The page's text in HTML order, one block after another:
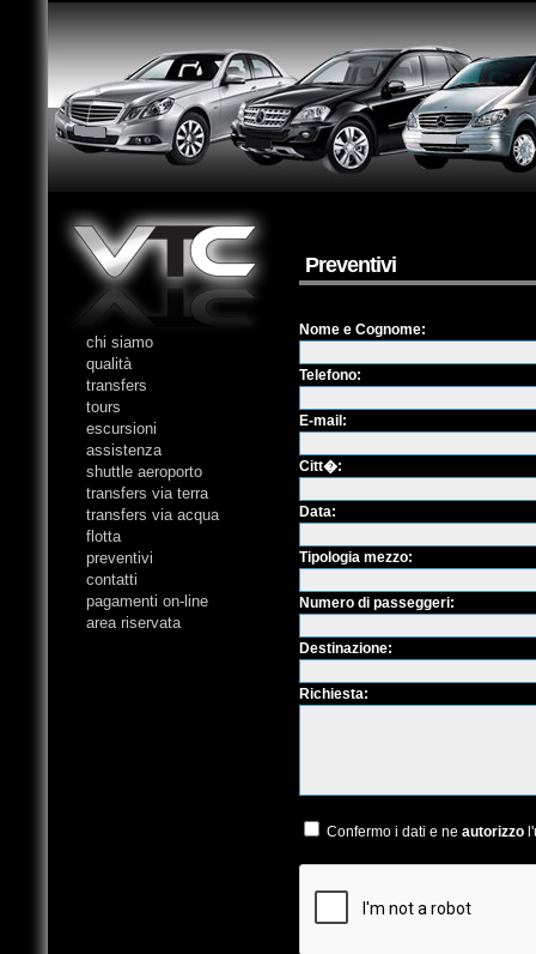
Preventivi
Nome e Cognome:
Telefono:
E-mail :
Citt�:
Data:
Tipologia mezzo:
Numero di passeggeri:
Destinazione:
Richiesta:
Confermo i dati e ne autorizzo
chi siamo
qualità
transfers
tours
escursioni
assistenza
shuttle aeroporto
transfers via terra
transfers via acqua
flotta
preventivi
contatti
pagamenti on-line
area riservata